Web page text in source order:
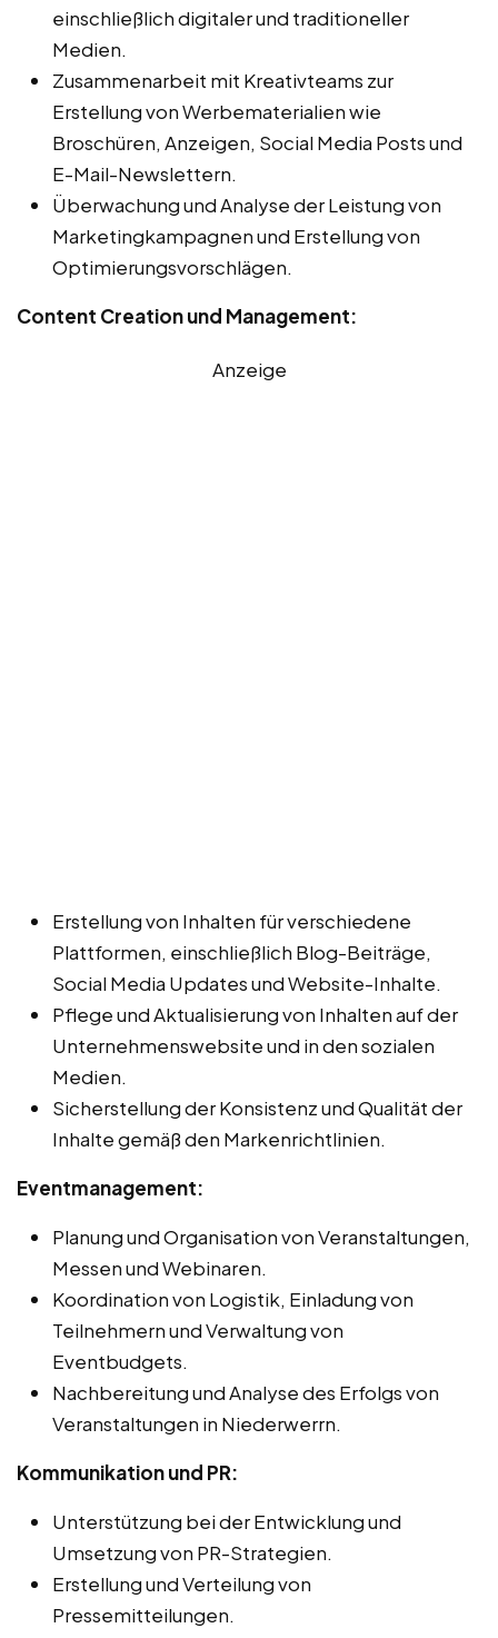
einschließlich digitaler und traditioneller
Medien.
Zusammenarbeit mit Kreativteams zur
Erstellung von Werbematerialien wie
Broschüren, Anzeigen, Social Media Posts und
E-Mail-Newslettern.
Überwachung und Analyse der Leistung von
Marketingkampagnen und Erstellung von
Optimierungsvorschlägen.
Content Creation und Management:
Anzeige
Erstellung von Inhalten für verschiedene
Plattformen, einschließlich Blog-Beiträge,
Social Media Updates und Website-Inhalte.
Pflege und Aktualisierung von Inhalten auf der
Unternehmenswebsite und in den sozialen
Medien.
Sicherstellung der Konsistenz und Qualität der
Inhalte gemäß den Markenrichtlinien.
Eventmanagement:
Planung und Organisation von Veranstaltungen,
Messen und Webinaren.
Koordination von Logistik, Einladung von
Teilnehmern und Verwaltung von
Eventbudgets.
Nachbereitung und Analyse des Erfolgs von
Veranstaltungen in Niederwerrn.
Kommunikation und PR:
Unterstützung bei der Entwicklung und
Umsetzung von PR-Strategien.
Erstellung und Verteilung von
Pressemitteilungen.